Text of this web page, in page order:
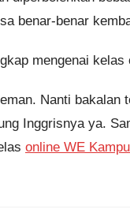
benar-benar
mengenai
Nanti bakalan
Inggrisnya ya.
online WE